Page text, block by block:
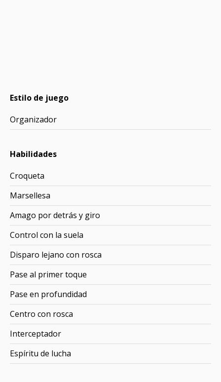
Estilo de juego
Organizador
Habilidades
Croqueta
Marsellesa
Amago por detrás y giro
Control con la suela
Disparo lejano con rosca
Pase al primer toque
Pase en profundidad
Centro con rosca
Interceptador
Espíritu de lucha